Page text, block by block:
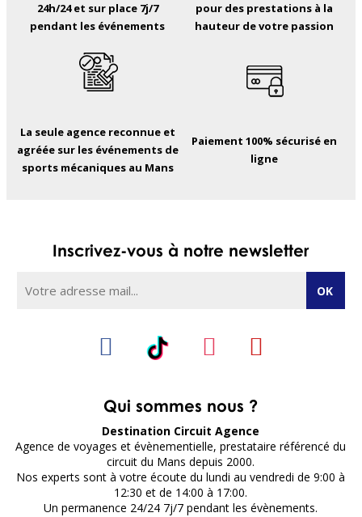
24h/24 et sur place 7j/7
pendant les événements
pour des prestations à la
hauteur de votre passion
La seule agence reconnue et
agréée sur les événements de
sports mécaniques au Mans
Paiement 100% sécurisé en
ligne
Qui sommes nous ?
Destination Circuit Agence
Agence de voyages et évènementielle, prestataire référencé du
circuit du Mans depuis 2000.
Nos experts sont à votre écoute du lundi au vendredi de 9:00 à
12:30 et de 14:00 à 17:00.
Un permanence 24/24 7j/7 pendant les évènements.
Inscrivez-vous à notre newsletter